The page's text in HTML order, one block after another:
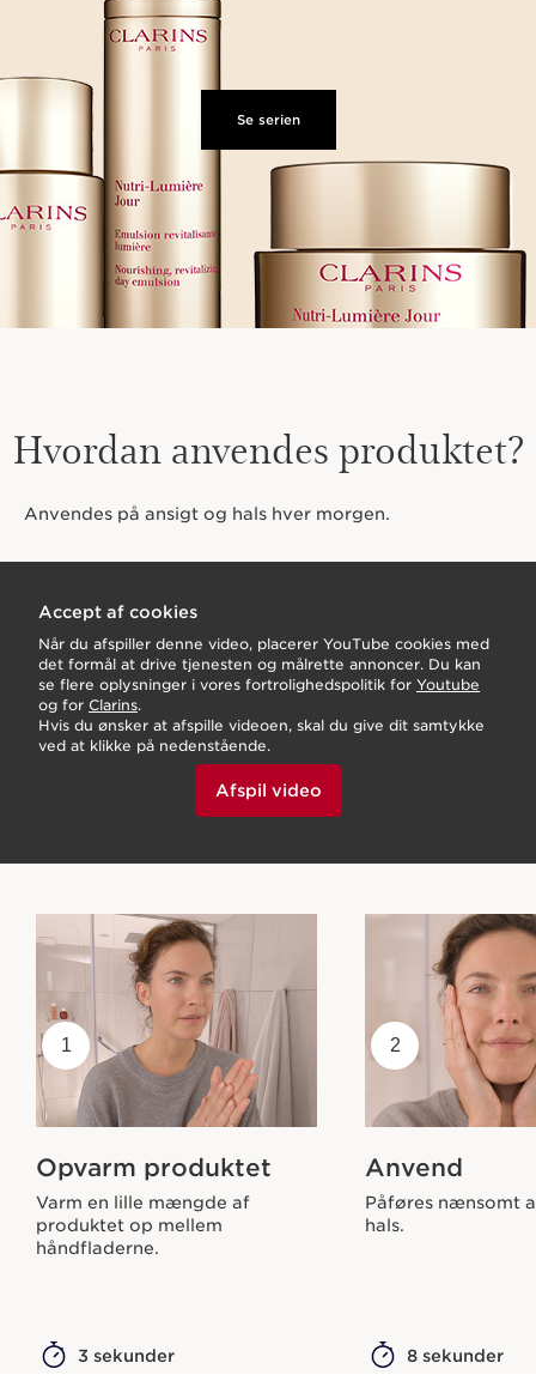
Se serien
Hvordan anvendes produktet?
Anvendes på ansigt og hals hver morgen.
Accept af cookies
Når du afspiller denne video, placerer YouTube cookies med
det formål at drive tjenesten og målrette annoncer. Du kan
se flere oplysninger i vores fortrolighedspolitik for Youtube
og for Clarins.
Hvis du ønsker at afspille videoen, skal du give dit samtykke
ved at klikke på nedenstående.
Afspil video
1
Opvarm produktet
Varm en lille mængde af
produktet op mellem
håndfladerne.
3 sekunder
2
Anvend
Påføres nænsomt
hals.
8 sekunder